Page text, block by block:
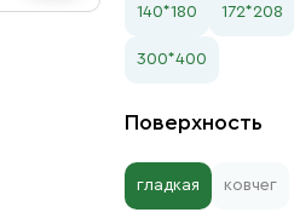
140*180 172*208
300*400
Поверхность
гладкая ковчег